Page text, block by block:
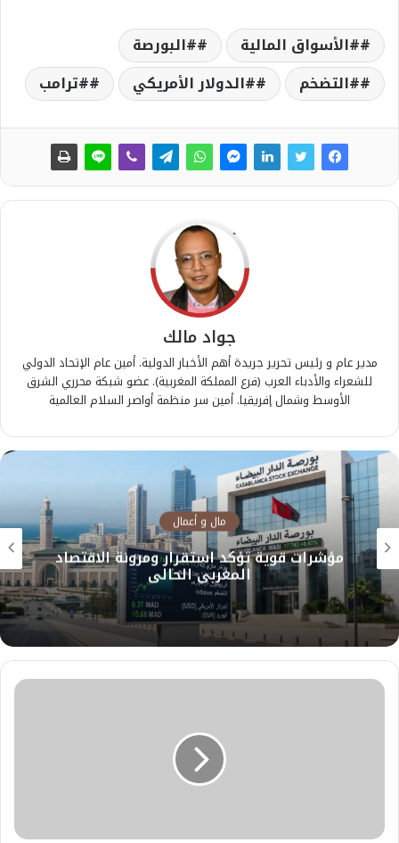
#الأسواق المالية
#البورصة
#التضخم
#الدولار الأمريكي #ترامب
جواد مالك
مدير عام و رئيس تحرير جريدة أهم الأخبار الدولية. أمين عام الإتحاد الدولي
للشعراء والأدباء العرب (فرع المملكة المغربية). عضو شبكة محرري الشرق
الأوسط وشمال إفريقيا. أمين سر منظمة أواصر السلام العالمية
مال و أعمال
مؤشرات قوية تؤكد استقرار ومرونة الاقتصاد
المغربي الحالي